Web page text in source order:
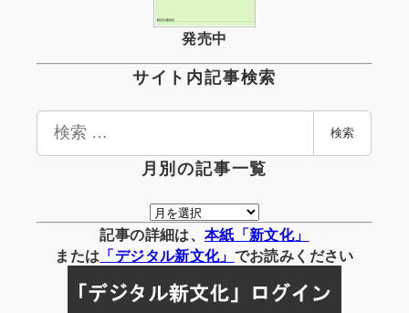
発売中
サイト内記事検索
検
検索
月別の記事一覧
月
別
の
事
記事の詳細は、 本紙「新文化」
または 「デジタル新文化」 でお読みください